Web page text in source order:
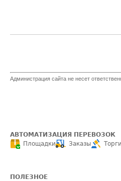
Администрация сайта не несет
АВТОМАТИЗАЦИЯ ПЕРЕВОЗОК
Площадки
Заказы Торги
ПОЛЕЗНОЕ